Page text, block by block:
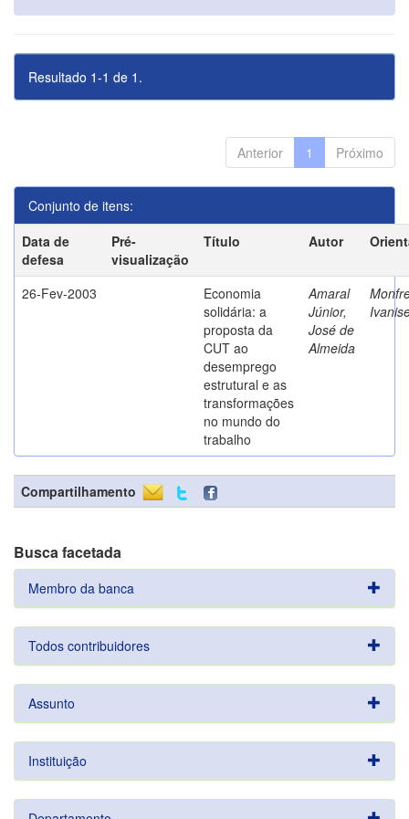
Resultado 1-1 de 1.
Anterior 1 Próximo
Conjunto de itens:
Data de
defesa
Pré-
visualização
Título Autor
26-Fev-2003
Economia
solidária: a
proposta da
CUT ao
desemprego
estrutural e as
transformações
no mundo do
trabalho
Amaral
Júnior,
José de
Almeida
Compartilhamento
Busca facetada
Membro da banca
Todos contribuidores
Assunto
Instituição